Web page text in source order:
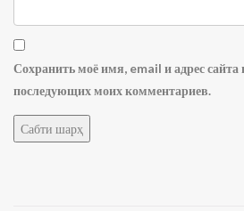
Сохранить моё имя, email и адрес сайта
последующих моих комментариев.